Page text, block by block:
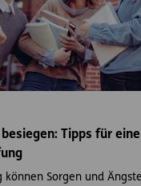
Tipps für eine
können Sorgen und